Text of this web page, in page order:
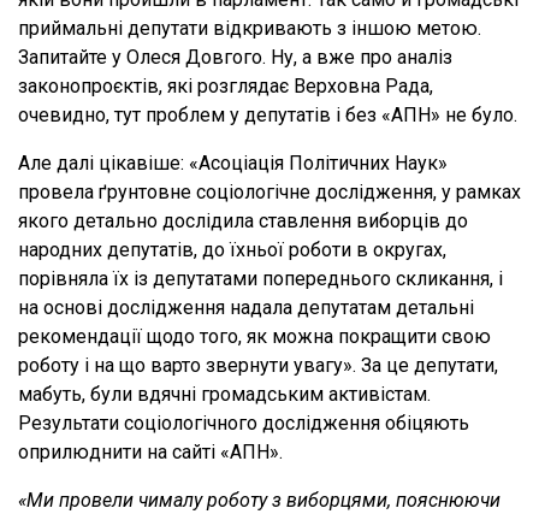
приймальні депутати відкривають з іншою метою.
Запитайте у Олеся Довгого. Ну, а вже про аналіз
законопроєктів, які розглядає Верховна Рада,
очевидно, тут проблем у депутатів і без «АПН» не було.
Але далі цікавіше: «Асоціація Політичних Наук»
провела ґрунтовне соціологічне дослідження, у рамках
якого детально дослідила ставлення виборців до
народних депутатів, до їхньої роботи в округах,
порівняла їх із депутатами попереднього скликання, і
на основі дослідження надала депутатам детальні
рекомендації щодо того, як можна покращити свою
роботу і на що варто звернути увагу». За це депутати,
мабуть, були вдячні громадським активістам.
Результати соціологічного дослідження обіцяють
оприлюднити на сайті «АПН».
«Ми провели чималу роботу з виборцями, пояснюючи